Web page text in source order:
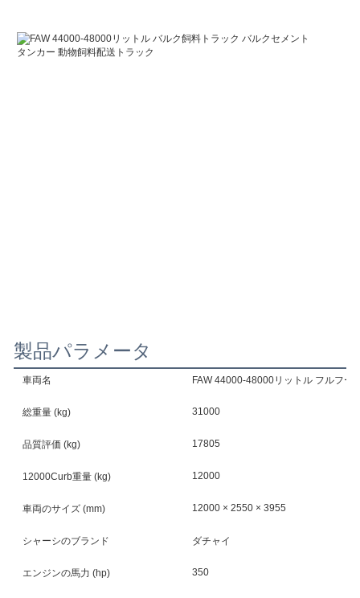
製品パラメータ
車両名 FAW 44000-48000リットル フルフー
総重量 (kg) 31000
品質評価 (kg) 17805
12000Curb重量 (kg) 12000
車両のサイズ (mm) 12000 × 2550 × 3955
シャーシのブランド ダチャイ
エンジンの馬力 (hp) 350